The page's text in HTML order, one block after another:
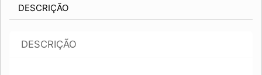
DESCRIÇÃO
DESCRIÇÃO